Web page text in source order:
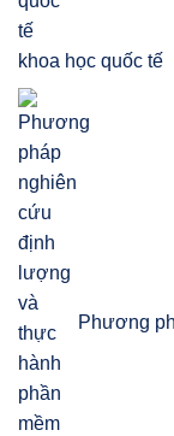
khoa học quốc tế
Phương